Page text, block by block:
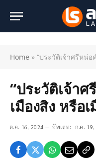
Home » “ประวัติเจ้าศรีหน่อ
“ประวัติเจ้าศ
เมืองสิง หรือ
ต.ค. 16, 2024 อัพเดท: ก.ค. 19,